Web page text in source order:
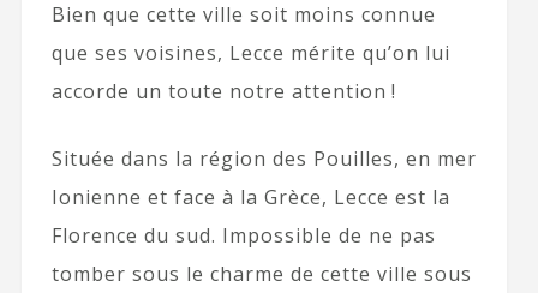
Bien que cette ville soit moins connue
que ses voisines, Lecce mérite qu’on lui
accorde un toute notre attention !
Située dans la région des Pouilles, en mer
Ionienne et face à la Grèce, Lecce est la
Florence du sud. Impossible de ne pas
tomber sous le charme de cette ville sous